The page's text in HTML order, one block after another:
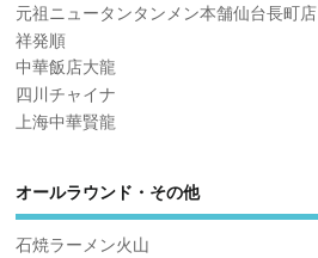
元祖ニュータンタンメン本舗仙台長町店
祥発順
中華飯店大龍
四川チャイナ
上海中華賢龍
オールラウンド・その他
石焼ラーメン火山